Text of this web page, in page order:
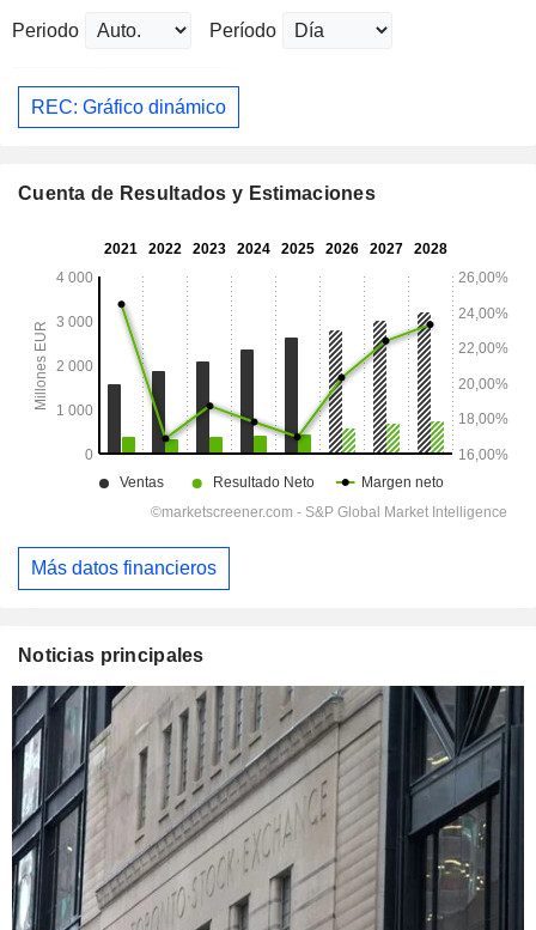
Periodo Período
REC: Gráfico dinámico
Cuenta de Resultados y Estimaciones
Más datos financieros
Noticias principales